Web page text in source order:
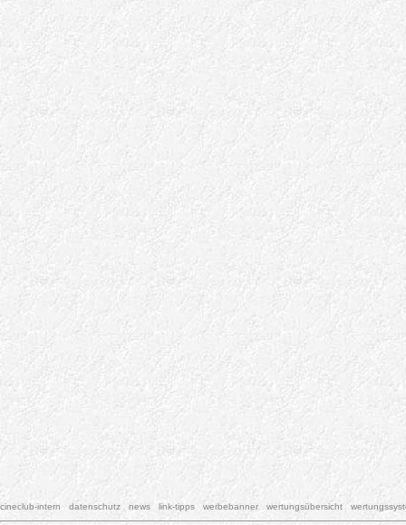
cineclub-intern datenschutz news link-tipps werbebanner wertungsübersicht